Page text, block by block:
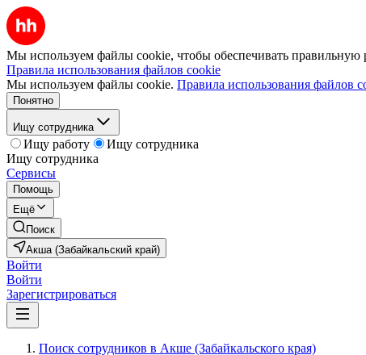
Мы используем файлы cookie, чтобы обеспечивать правильную
Правила использования файлов cookie
Мы используем файлы cookie. Правила использования файлов
Понятно
Ищу сотрудника
Ищу работу
Ищу сотрудника
Ищу сотрудника
Сервисы
Помощь
Ещё
Поиск
Акша (Забайкальский край)
Войти
Войти
Зарегистрироваться
Поиск сотрудников в Акше (Забайкальского края)